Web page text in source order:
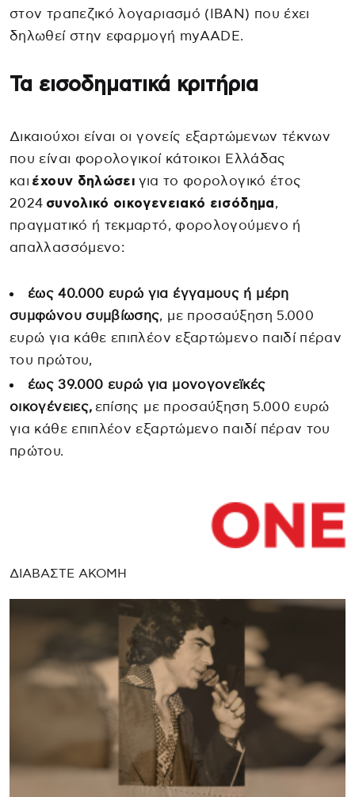
στον τραπεζικό λογαριασμό (IBAN) που έχει
δηλωθεί στην εφαρμογή myAADE.
Τα εισοδηματικά κριτήρια
Δικαιούχοι είναι οι γονείς εξαρτώμενων τέκνων
που είναι φορολογικοί κάτοικοι Ελλάδας
και έχουν δηλώσει για το φορολογικό έτος
2024 συνολικό οικογενειακό εισόδημα,
πραγματικό ή τεκμαρτό, φορολογούμενο ή
απαλλασσόμενο:
έως 40.000 ευρώ για έγγαμους ή μέρη
συμφώνου συμβίωσης, με προσαύξηση 5.000
ευρώ για κάθε επιπλέον εξαρτώμενο παιδί πέραν
του πρώτου,
έως 39.000 ευρώ για μονογονεϊκές
οικογένειες, επίσης με προσαύξηση 5.000 ευρώ
για κάθε επιπλέον εξαρτώμενο παιδί πέραν του
πρώτου.
ΔΙΑΒΑΣΤΕ ΑΚΟΜΗ